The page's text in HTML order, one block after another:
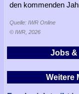
den kommenden
Quelle: IWR Online
© IWR, 2026
Jobs &
Weitere